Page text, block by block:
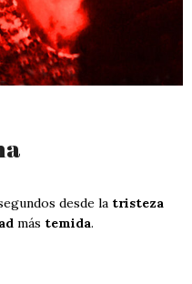
desde la tristeza
más temida.